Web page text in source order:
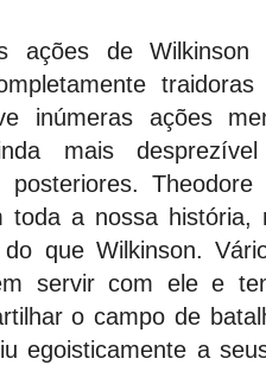
ações de Wilkinson
inúmeras ações
mais
posteriores.
toda a nossa história,
que Wilkinson.
servir com ele e
o campo de
egoisticamente a